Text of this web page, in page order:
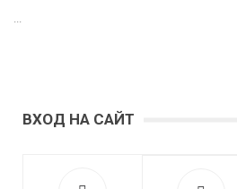
...
ВХОД НА САЙТ